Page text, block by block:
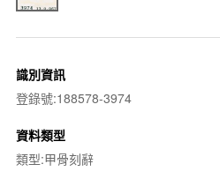
識別資訊
登錄號:188578-3974
資料類型
類型:甲骨刻辭